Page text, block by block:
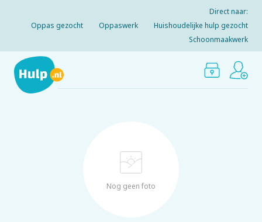
Direct naar:
Oppas gezocht
Oppaswerk
Huishoudelijke hulp gezocht
Schoonmaakwerk
Nog geen foto